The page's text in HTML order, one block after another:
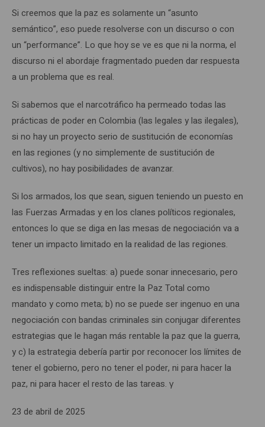
Si creemos que la paz es solamente un “asunto
semántico”, eso puede resolverse con un discurso o con
un “performance”. Lo que hoy se ve es que ni la norma, el
discurso ni el abordaje fragmentado pueden dar respuesta
a un problema que es real.
Si sabemos que el narcotráfico ha permeado todas las
prácticas de poder en Colombia (las legales y las ilegales),
si no hay un proyecto serio de sustitución de economías
en las regiones (y no simplemente de sustitución de
cultivos), no hay posibilidades de avanzar.
Si los armados, los que sean, siguen teniendo un puesto en
las Fuerzas Armadas y en los clanes políticos regionales,
entonces lo que se diga en las mesas de negociación va a
tener un impacto limitado en la realidad de las regiones.
Tres reflexiones sueltas: a) puede sonar innecesario, pero
es indispensable distinguir entre la Paz Total como
mandato y como meta; b) no se puede ser ingenuo en una
negociación con bandas criminales sin conjugar diferentes
estrategias que le hagan más rentable la paz que la guerra,
y c) la estrategia debería partir por reconocer los límites de
tener el gobierno, pero no tener el poder, ni para hacer la
paz, ni para hacer el resto de las tareas. γ
23 de abril de 2025